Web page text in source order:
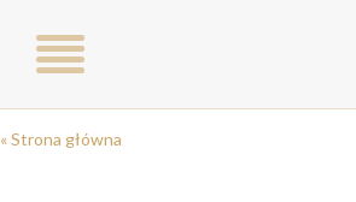
Toggle
navigation
« Strona główna